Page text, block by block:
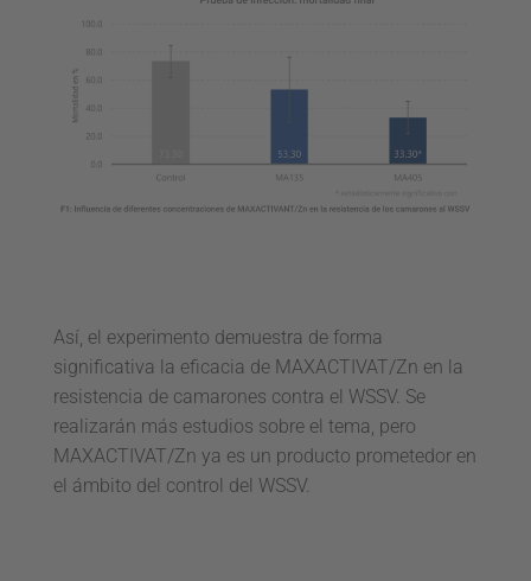
Así, el experimento demuestra de forma
significativa la eficacia de MAXACTIVAT/Zn en la
resistencia de camarones contra el WSSV. Se
realizarán más estudios sobre el tema, pero
MAXACTIVAT/Zn ya es un producto prometedor en
el ámbito del control del WSSV.